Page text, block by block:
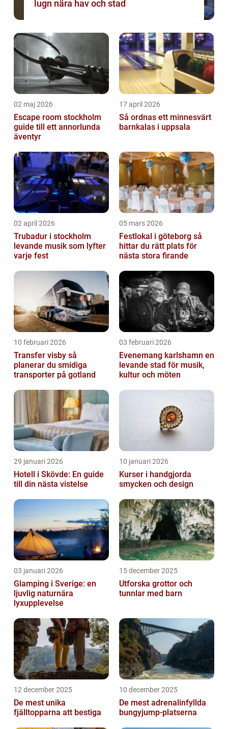
lugn nära hav och stad
02 maj 2026
Escape room stockholm
guide till ett annorlunda
äventyr
17 april 2026
Så ordnas ett minnesvärt
barnkalas i uppsala
02 april 2026
Trubadur i stockholm
levande musik som lyfter
varje fest
05 mars 2026
Festlokal i göteborg så
hittar du rätt plats för
nästa stora firande
10 februari 2026
Transfer visby så
planerar du smidiga
transporter på gotland
03 februari 2026
Evenemang karlshamn en
levande stad för musik,
kultur och möten
29 januari 2026
Hotell i Skövde: En guide
till din nästa vistelse
10 januari 2026
Kurser i handgjorda
smycken och design
03 januari 2026
Glamping i Sverige: en
ljuvlig naturnära
lyxupplevelse
15 december 2025
Utforska grottor och
tunnlar med barn
12 december 2025
De mest unika
fjälltopparna att bestiga
10 december 2025
De mest adrenalinfyllda
bungyjump-platserna